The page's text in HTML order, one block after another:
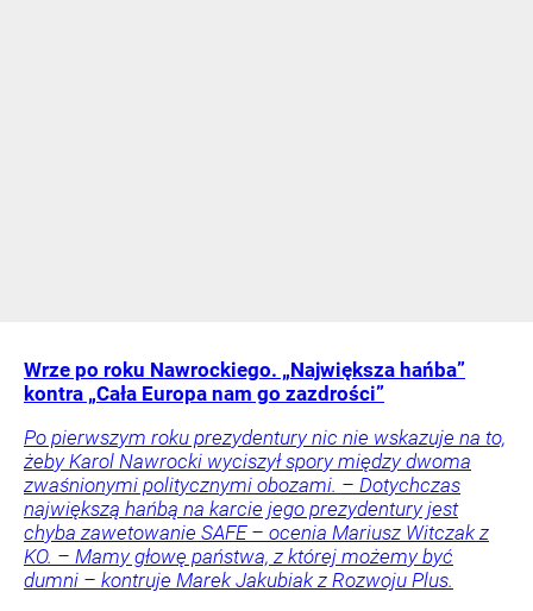
Wrze po roku Nawrockiego. „Największa hańba”
kontra „Cała Europa nam go zazdrości”
Po pierwszym roku prezydentury nic nie wskazuje na to,
żeby Karol Nawrocki wyciszył spory między dwoma
zwaśnionymi politycznymi obozami. – Dotychczas
największą hańbą na karcie jego prezydentury jest
chyba zawetowanie SAFE – ocenia Mariusz Witczak z
KO. – Mamy głowę państwa, z której możemy być
dumni – kontruje Marek Jakubiak z Rozwoju Plus.